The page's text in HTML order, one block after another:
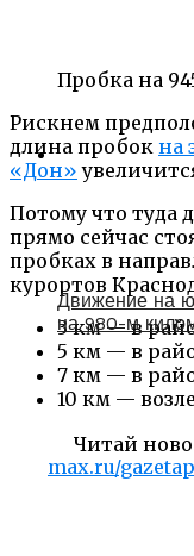
Пробка на
Рискнем
длина пробок на
«Дон»
Потому что туда
прямо сейчас
пробках в
курортов
3 км — в
5 км — в
7 км — в
10 км —
Читай
max.ru/
Движение на
на 980-м